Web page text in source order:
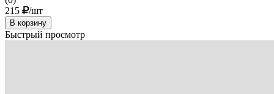
215
/шт
В корзину
Быстрый просмотр